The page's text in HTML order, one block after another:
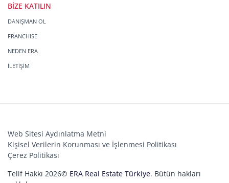
BİZE KATILIN
DANIŞMAN OL
FRANCHISE
NEDEN ERA
İLETİŞİM
Web Sitesi Aydınlatma Metni
Kişisel Verilerin Korunması ve İşlenmesi Politikası
Çerez Politikası
Telif Hakkı 2026© ERA Real Estate Türkiye. Bütün hakları